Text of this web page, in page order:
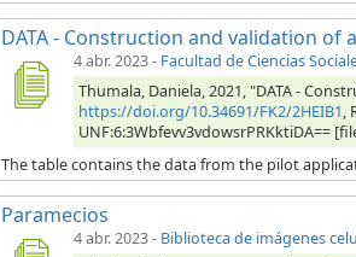
DATA - Construction and validation of
4 abr. 2023- Facultad de Ciencias
Thumala, Daniela, 2021, "DATA -
https://doi.org/10.34691/FK2/2HEIB1,
UNF:6:3Wbfevv3vdowsrPRKktiDA==
The table contains the data from the pilot
Paramecios
4 abr. 2023- Biblioteca de imágenes